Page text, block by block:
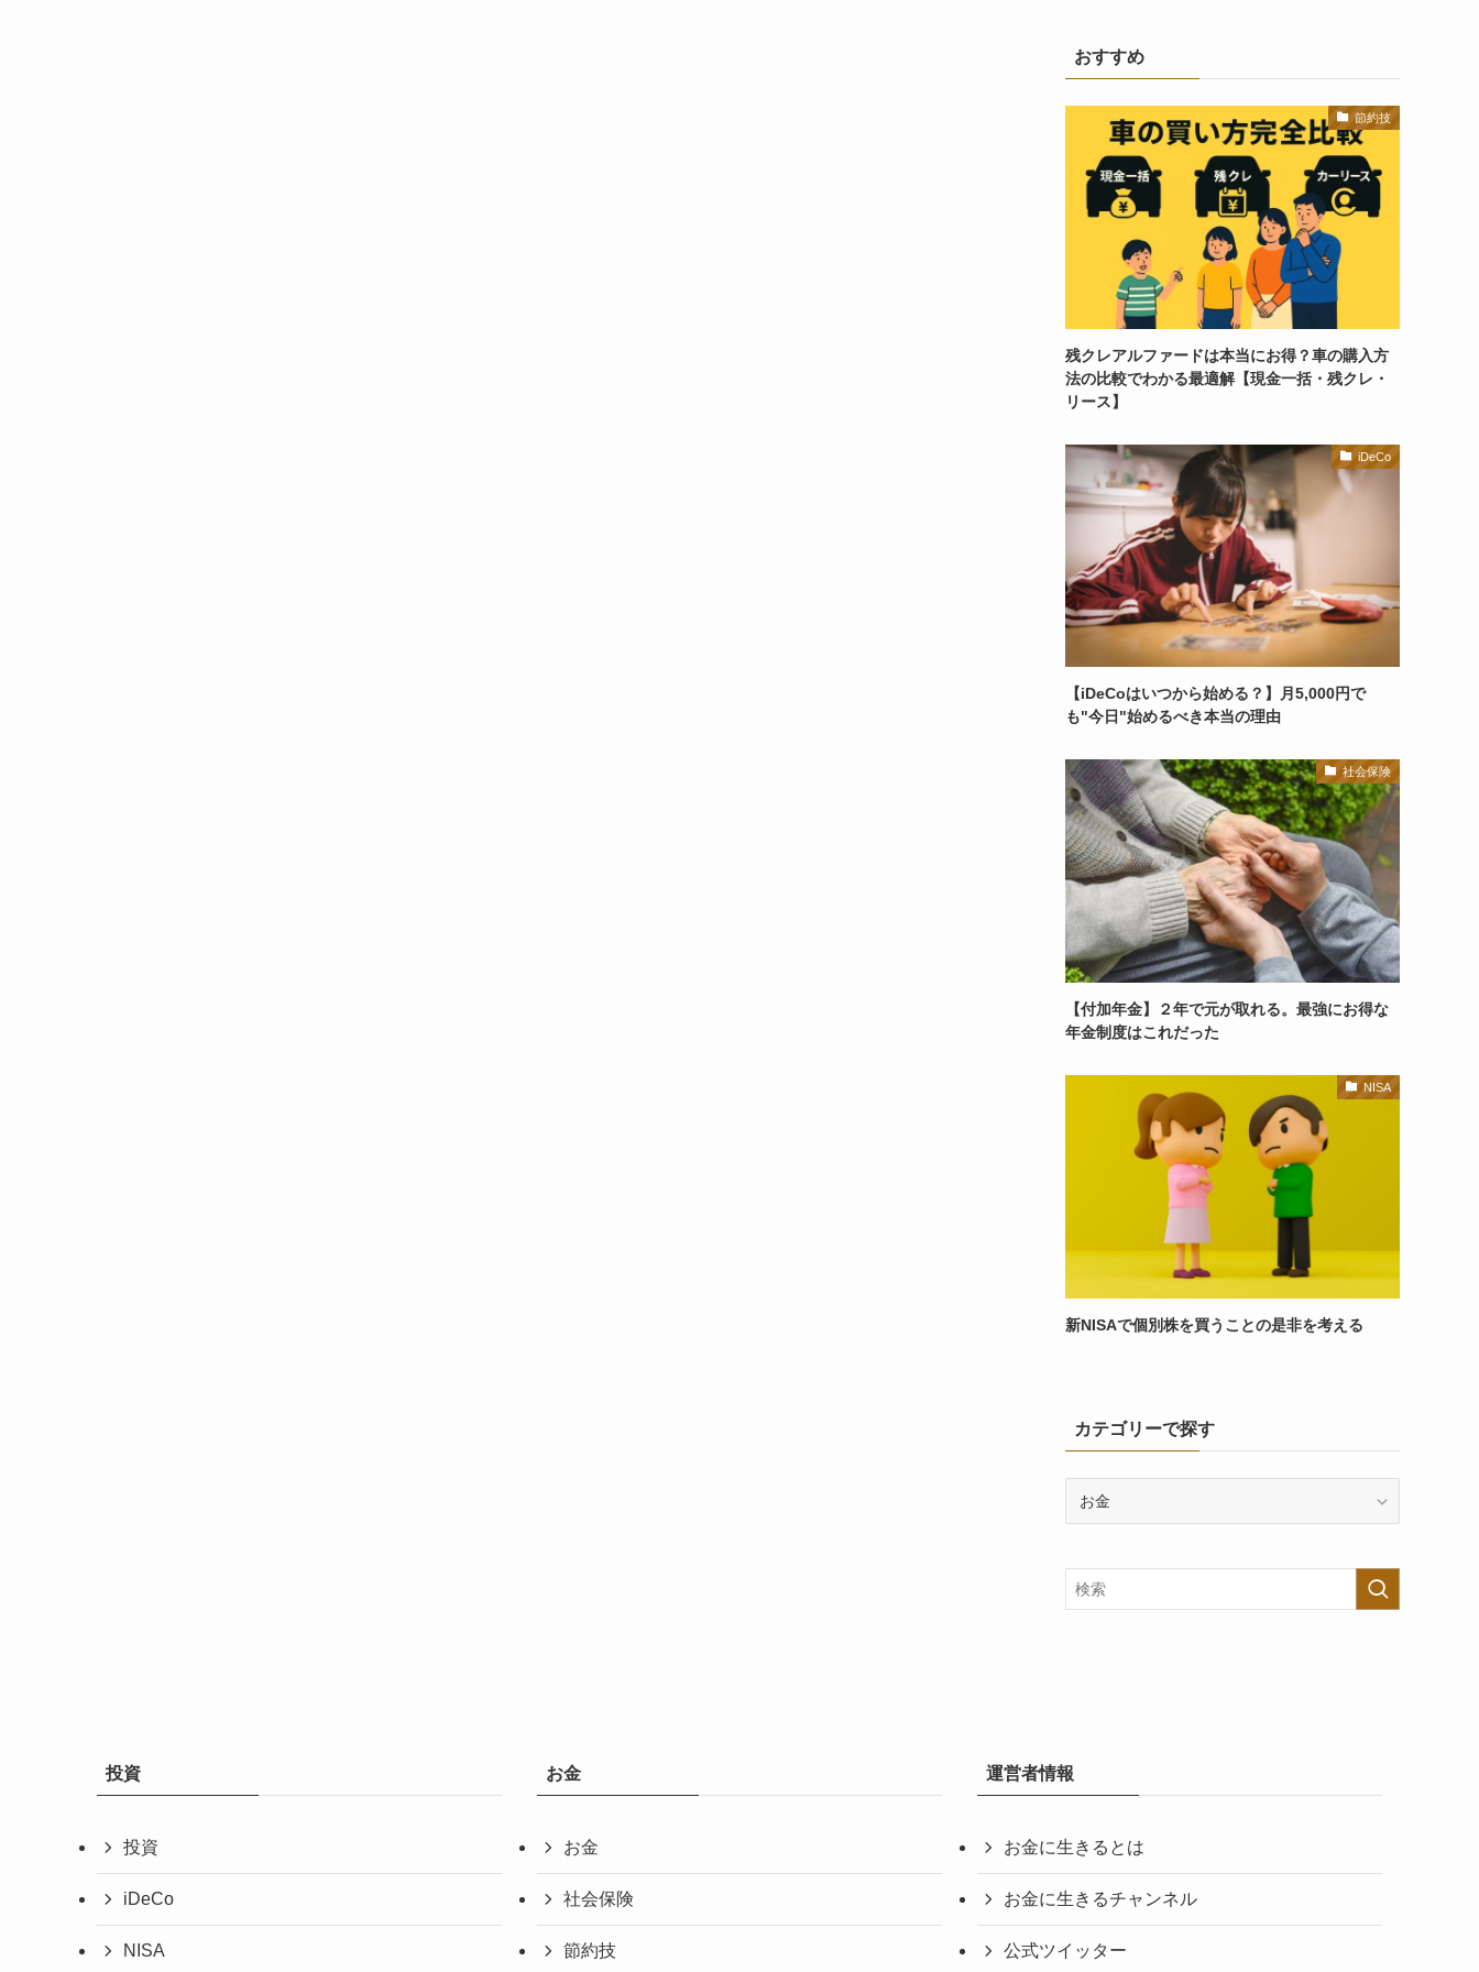
おすすめ
節約技
残クレアルファードは本当にお得？車の購入方
法の比較でわかる最適解【現金一括・残クレ・
リース】
iDeCo
【iDeCoはいつから始める？】月5,000円で
も"今日"始めるべき本当の理由
社会保険
【付加年金】２年で元が取れる。最強にお得な
年金制度はこれだった
NISA
新NISAで個別株を買うことの是非を考える
カテゴリーで探す
ー
で
投資
投資
iDeCo
NISA
お金
お金
社会保険
節約技
運営者情報
お金に生きるとは
お金に生きるチャンネル
公式ツイッター